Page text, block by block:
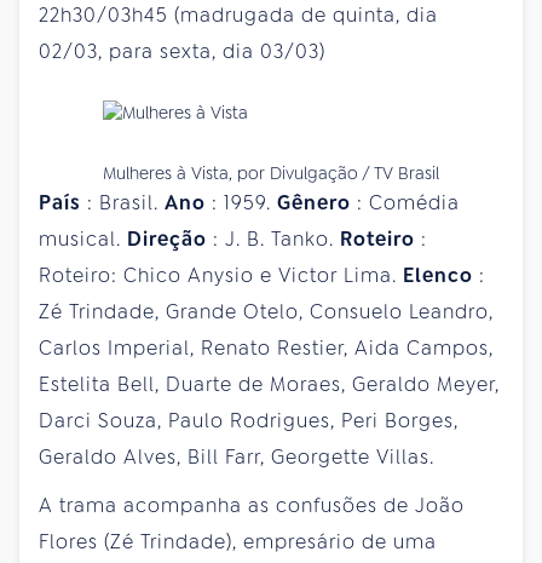
22h30/03h45 (madrugada de quinta, dia
02/03, para sexta, dia 03/03)
Mulheres à Vista, por Divulgação / TV Brasil
País : Brasil. Ano : 1959. Gênero : Comédia
musical. Direção : J. B. Tanko. Roteiro :
Roteiro: Chico Anysio e Victor Lima. Elenco :
Zé Trindade, Grande Otelo, Consuelo Leandro,
Carlos Imperial, Renato Restier, Aida Campos,
Estelita Bell, Duarte de Moraes, Geraldo Meyer,
Darci Souza, Paulo Rodrigues, Peri Borges,
Geraldo Alves, Bill Farr, Georgette Villas.
A trama acompanha as confusões de João
Flores (Zé Trindade), empresário de uma